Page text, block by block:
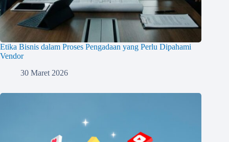
Etika Bisnis dalam Proses Pengadaan yang Perlu Dipahami
Vendor
30 Maret 2026